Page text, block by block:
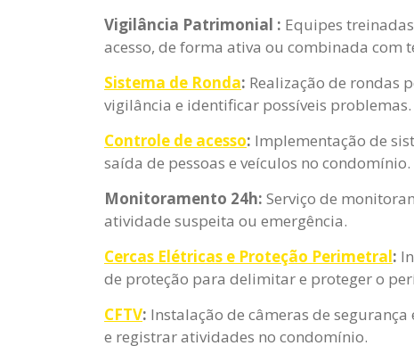
Vigilância Patrimonial : Equipes
acesso, de forma ativa ou combinada com
Sistema de Ronda: Realização de rondas
vigilância e identificar possíveis problemas.
Controle de acesso: Implementação de
saída de pessoas e veículos no condomínio.
Monitoramento 24h: Serviço de
atividade suspeita ou emergência.
Cercas Elétricas e Proteção Perimetral:
de proteção para delimitar e proteger o
CFTV: Instalação de câmeras de
e registrar atividades no condomínio.